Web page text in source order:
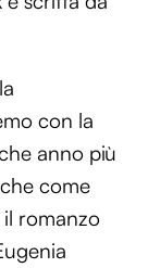
con la
anno più
come
romanzo